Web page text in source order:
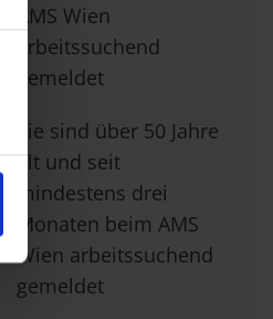
AMS Wien
arbeitssuchend
gemeldet
Sie sind über 50 Jahre
alt und seit
mindestens drei
Monaten beim AMS
Wien arbeitssuchend
gemeldet